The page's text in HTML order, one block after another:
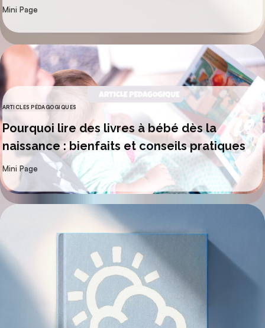
par
Mini Page
CATÉGORIES
ARTICLES PÉDAGOGIQUES
Pourquoi lire des livres à bébé dès la
naissance : bienfaits et conseils pratiques
par
Mini Page